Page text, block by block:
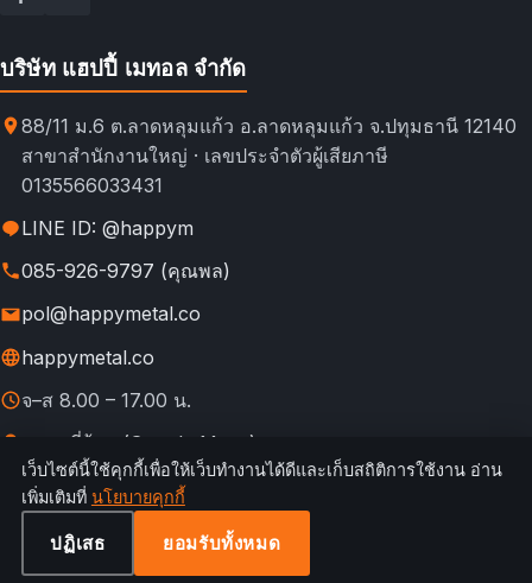
บริษัท แฮปปี้ เมทอล จำกัด
88/11 ม.6 ต.ลาดหลุมแก้ว อ.ลาดหลุมแก้ว จ.ปทุมธานี 12140
สาขาสำนักงานใหญ่ · เลขประจำตัวผู้เสียภาษี
0135566033431
LINE ID: @happym
085-926-9797 (คุณพล)
pol@happymetal.co
happymetal.co
จ–ส 8.00 – 17.00 น.
ดูแผนที่ร้าน (Google Maps)
© 2026 happymetal.co. All rights reserved.
ใช้บริการ
กฎการใช้งาน &
เป็นส่วนตัว
เว็บไซต์นี้ใช้คุกกี้เพื่อให้เว็บทำงานได้ดีและเก็บสถิติการใช้งาน อ่าน
เพิ่มเติมที่ นโยบายคุกกี้
ปฏิเสธ ยอมรับทั้งหมด